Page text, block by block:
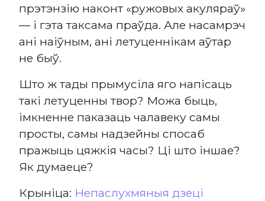
прэтэнзію наконт «ружовых акуляраў»
— і гэта таксама праўда. Але насамрэч
ані наіўным, ані летуценнікам аўтар
не быў.
Што ж тады прымусіла яго напісаць
такі летуценны твор? Можа быць,
імкненне паказаць чалавеку самы
просты, самы надзейны спосаб
пражыць цяжкія часы? Ці што іншае?
Як думаеце?
Крыніца: Непаслухмяныя дзеці